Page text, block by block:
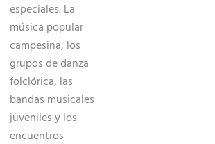
especiales. La
música popular
campesina, los
grupos de danza
folclórica, las
bandas musicales
juveniles y los
encuentros